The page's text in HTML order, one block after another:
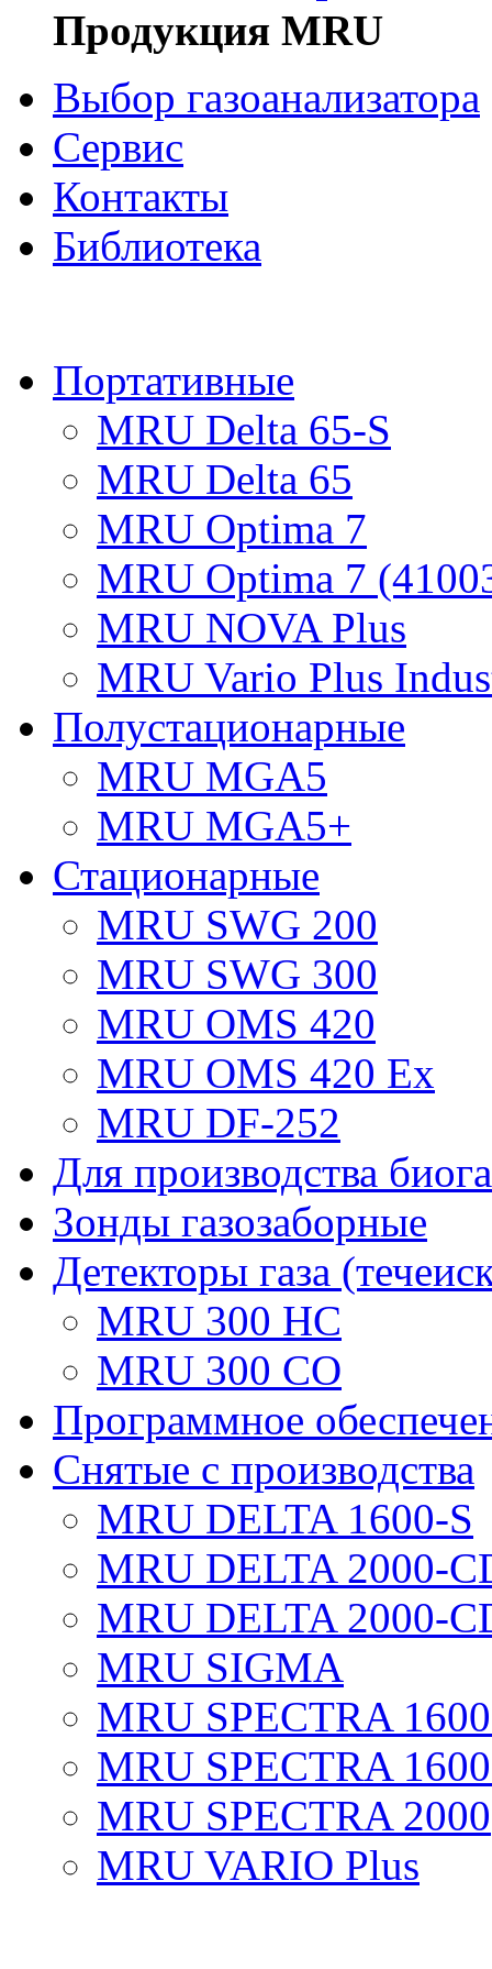
Продукция MRU
Выбор газоанализатора
Сервис
Контакты
Библиотека
Портативные
MRU Delta 65-S
MRU Delta 65
MRU Optima 7
MRU Optima 7
MRU NOVA Plus
MRU Vario Plus
Полустационарные
MRU MGA5
MRU MGA5+
Стационарные
MRU SWG 200
MRU SWG 300
MRU OMS 420
MRU OMS 420 Ex
MRU DF-252
Для производства
Зонды газозаборные
Детекторы газа
MRU 300 HC
MRU 300 CO
Программное
Снятые с производства
MRU DELTA 1600-S
MRU DELTA 2000-
MRU DELTA 2000-
MRU SIGMA
MRU SPECTRA
MRU SPECTRA
MRU SPECTRA 2000
MRU VARIO Plus